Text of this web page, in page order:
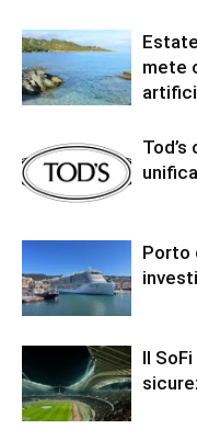
mete
Porto
Il